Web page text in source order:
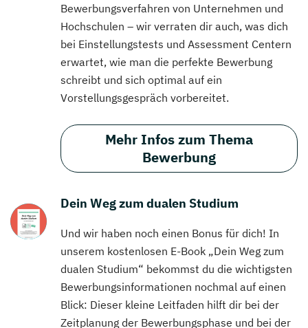
Bewerbungsverfahren von Unternehmen und
Hochschulen – wir verraten dir auch, was dich
bei Einstellungstests und Assessment Centern
erwartet, wie man die perfekte Bewerbung
schreibt und sich optimal auf ein
Vorstellungsgespräch vorbereitet.
Mehr Infos zum Thema
Bewerbung
Dein Weg zum dualen Studium
Und wir haben noch einen Bonus für dich! In
unserem kostenlosen E-Book „Dein Weg zum
dualen Studium“ bekommst du die wichtigsten
Bewerbungsinformationen nochmal auf einen
Blick: Dieser kleine Leitfaden hilft dir bei der
Zeitplanung der Bewerbungsphase und bei der